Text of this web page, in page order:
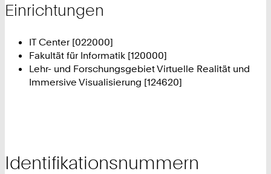
Einrichtungen
IT Center [022000]
Fakultät für Informatik [120000]
Lehr- und Forschungsgebiet Virtuelle Realität und
Immersive Visualisierung [124620]
Identifikationsnummern